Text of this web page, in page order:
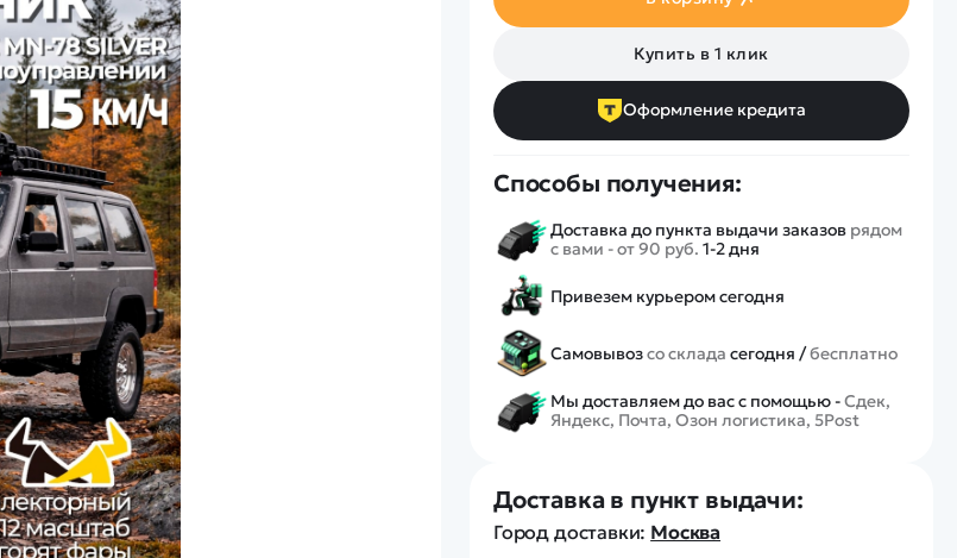
-30%
Купить в 1 клик
Оформление кредита
Способы получения:
Доставка до пункта выдачи заказов рядом
с вами - от 90 руб. 1-2 дня
Привезем курьером сегодня
Самовывозсо склада сегодня /бесплатно
Мы доставляем до вас с помощью -Сдек,
Яндекс, Почта, Озон логистика, 5Post
Доставка в пункт выдачи:
Город доставки: Москва
Заказать звонок
Спецтехника
Железные дороги
Конструкторы
Запчасти для моделей